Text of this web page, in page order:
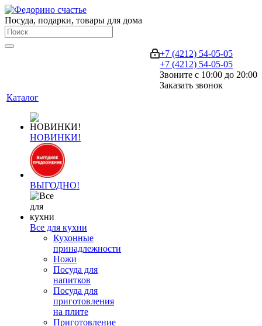
Посуда, подарки, товары для дома
+7 (4212) 54-05-05
+7 (4212) 54-05-05
Звоните с 10:00 до 20:00
Заказать звонок
Каталог
НОВИНКИ!
ВЫГОДНО!
Все для кухни
Кухонные
принадлежности
Ножи
Посуда для
напитков
Посуда для
приготовления
на плите
Приготовление